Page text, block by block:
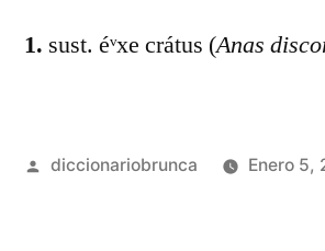
1. sust. éᵛxe crátus (Anas
diccionariobrunca Enero 5,